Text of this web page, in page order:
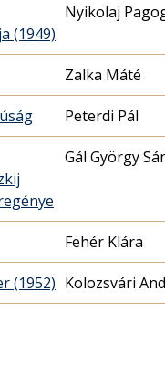
(1949)
Nyikolaj
Zalka Máté
Peterdi Pál
Gál György
Fehér Klára
(1952) Kolozsvári